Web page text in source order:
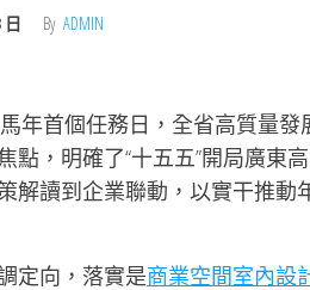
日 By ADMIN
馬年首個任務日，全省高質量
點，明確了“十五五”開局廣東
解讀到企業聯動，以實干推
定向，落實是商業空間室內設